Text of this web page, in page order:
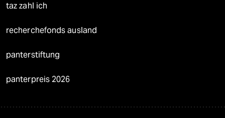
taz zahl ich
recherchefonds ausland
panterstiftung
panterpreis 2026